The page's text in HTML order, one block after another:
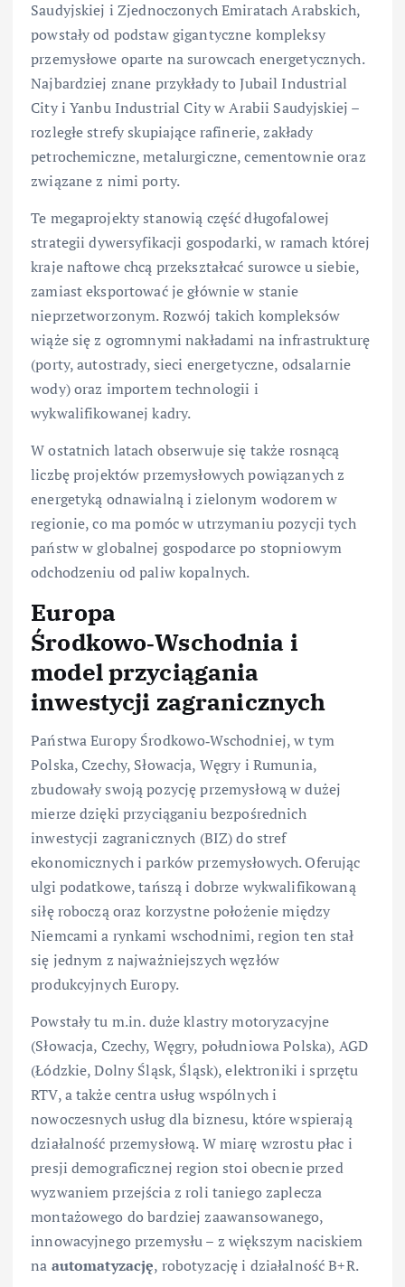
Saudyjskiej i Zjednoczonych Emiratach Arabskich,
powstały od podstaw gigantyczne kompleksy
przemysłowe oparte na surowcach energetycznych.
Najbardziej znane przykłady to Jubail Industrial
City i Yanbu Industrial City w Arabii Saudyjskiej –
rozległe strefy skupiające rafinerie, zakłady
petrochemiczne, metalurgiczne, cementownie oraz
związane z nimi porty.
Te megaprojekty stanowią część długofalowej
strategii dywersyfikacji gospodarki, w ramach której
kraje naftowe chcą przekształcać surowce u siebie,
zamiast eksportować je głównie w stanie
nieprzetworzonym. Rozwój takich kompleksów
wiąże się z ogromnymi nakładami na infrastrukturę
(porty, autostrady, sieci energetyczne, odsalarnie
wody) oraz importem technologii i
wykwalifikowanej kadry.
W ostatnich latach obserwuje się także rosnącą
liczbę projektów przemysłowych powiązanych z
energetyką odnawialną i zielonym wodorem w
regionie, co ma pomóc w utrzymaniu pozycji tych
państw w globalnej gospodarce po stopniowym
odchodzeniu od paliw kopalnych.
Europa
Środkowo‑Wschodnia i
model przyciągania
inwestycji zagranicznych
Państwa Europy Środkowo‑Wschodniej, w tym
Polska, Czechy, Słowacja, Węgry i Rumunia,
zbudowały swoją pozycję przemysłową w dużej
mierze dzięki przyciąganiu bezpośrednich
inwestycji zagranicznych (BIZ) do stref
ekonomicznych i parków przemysłowych. Oferując
ulgi podatkowe, tańszą i dobrze wykwalifikowaną
siłę roboczą oraz korzystne położenie między
Niemcami a rynkami wschodnimi, region ten stał
się jednym z najważniejszych węzłów
produkcyjnych Europy.
Powstały tu m.in. duże klastry motoryzacyjne
(Słowacja, Czechy, Węgry, południowa Polska), AGD
(Łódzkie, Dolny Śląsk, Śląsk), elektroniki i sprzętu
RTV, a także centra usług wspólnych i
nowoczesnych usług dla biznesu, które wspierają
działalność przemysłową. W miarę wzrostu płac i
presji demograficznej region stoi obecnie przed
wyzwaniem przejścia z roli taniego zaplecza
montażowego do bardziej zaawansowanego,
innowacyjnego przemysłu – z większym naciskiem
na automatyzację, robotyzację i działalność B+R.